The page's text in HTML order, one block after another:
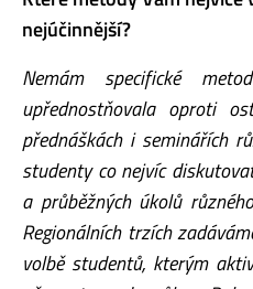
nejúčinnější?
Nemám specifické
upřednostňovala oproti
přednáškách i seminářích
studenty co nejvíc
a průběžných úkolů
Regionálních trzích
volbě studentů, kterým